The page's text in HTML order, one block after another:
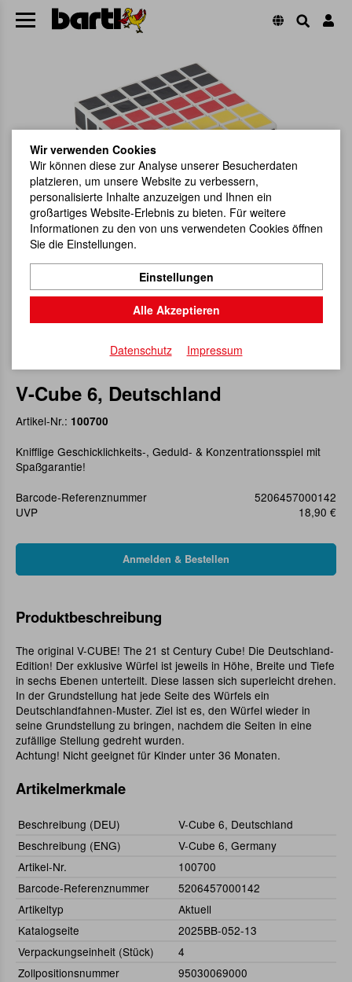
V-Cube 6, Deutschland
Artikel-Nr.: 100700
Knifflige Geschicklichkeits-, Geduld- & Konzentrationsspiel mit
Spaßgarantie!
Barcode-Referenznummer
5206457000142
UVP
18,90 €
Produktbeschreibung
The original V-CUBE! The 21 st Century Cube! Die Deutschland-
Edition! Der exklusive Würfel ist jeweils in Höhe, Breite und Tiefe
in sechs Ebenen unterteilt. Diese lassen sich superleicht drehen.
In der Grundstellung hat jede Seite des Würfels ein
Deutschlandfahnen-Muster. Ziel ist es, den Würfel wieder in
seine Grundstellung zu bringen, nachdem die Seiten in eine
zufällige Stellung gedreht wurden.
Achtung! Nicht geeignet für Kinder unter 36 Monaten.
Artikelmerkmale
Beschreibung (DEU)
V-Cube 6, Deutschland
Beschreibung (ENG)
V-Cube 6, Germany
Artikel-Nr.
100700
Barcode-Referenznummer
5206457000142
Artikeltyp
Aktuell
Katalogseite
2025BB-052-13
Verpackungseinheit (Stück)
4
Zollpositionsnummer
95030069000
Wir verwenden Cookies
Wir können diese zur Analyse unserer Besucherdaten
platzieren, um unsere Website zu verbessern,
personalisierte Inhalte anzuzeigen und Ihnen ein
großartiges Website-Erlebnis zu bieten. Für weitere
Informationen zu den von uns verwendeten Cookies öffnen
Sie die Einstellungen.
Einstellungen
Alle Akzeptieren
Datenschutz Impressum